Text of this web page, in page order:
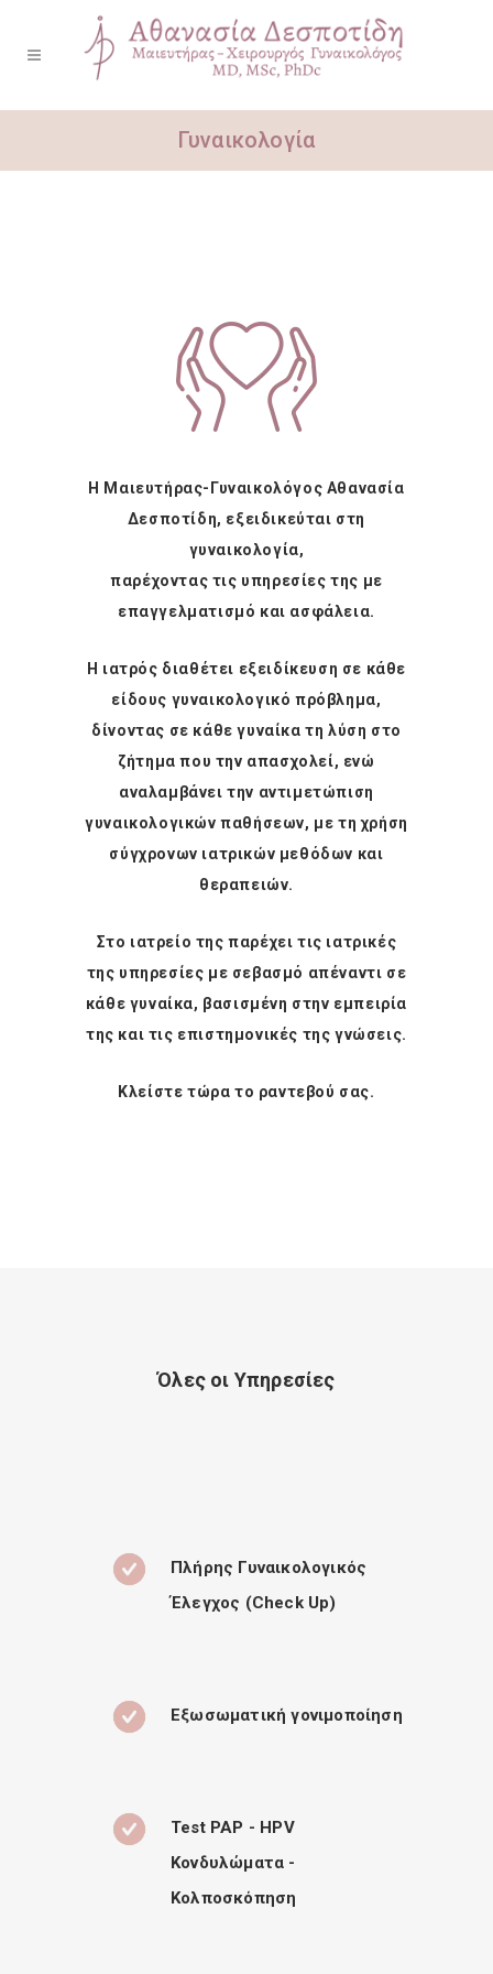
Γυναικολογία
Η Μαιευτήρας-Γυναικολόγος Αθανασία
Δεσποτίδη, εξειδικεύται στη
γυναικολογία,
παρέχοντας τις υπηρεσίες της με
επαγγελματισμό και ασφάλεια.
Η ιατρός διαθέτει εξειδίκευση σε κάθε
είδους γυναικολογικό πρόβλημα,
δίνοντας σε κάθε γυναίκα τη λύση στο
ζήτημα που την απασχολεί, ενώ
αναλαμβάνει την αντιμετώπιση
γυναικολογικών παθήσεων, με τη χρήση
σύγχρονων ιατρικών μεθόδων και
θεραπειών.
Στο ιατρείο της παρέχει τις ιατρικές
της υπηρεσίες με σεβασμό απέναντι σε
κάθε γυναίκα, βασισμένη στην εμπειρία
της και τις επιστημονικές της γνώσεις.
Κλείστε τώρα το ραντεβού σας.
Όλες οι Υπηρεσίες
Πλήρης Γυναικολογικός
Έλεγχος (Check Up)
Εξωσωματική γονιμοποίηση
Test PAP - HPV
Κονδυλώματα -
Κολποσκόπηση